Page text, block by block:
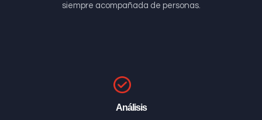
siempre acompañada de personas.
Análisis